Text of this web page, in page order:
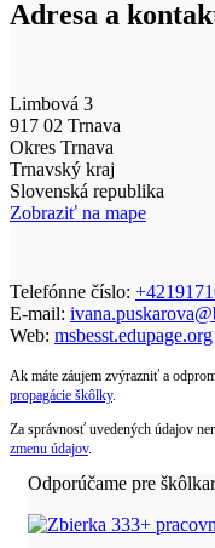
Adresa a
Limbová 3
917 02 Trnava
Okres Trnava
Trnavský kraj
Slovenská republika
Zobraziť na mape
Telefónne číslo:
E-mail:
Web: msbesst.edupage.org
Ak máte záujem zvýrazniť a
propagácie škôlky.
Za správnosť uvedených údajov
zmenu údajov.
Odporúčame pre